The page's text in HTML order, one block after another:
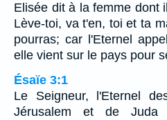
Elisée dit à la femme dont
Lève-toi, va t'en, toi et ta
pourras; car l'Eternel
elle vient sur le pays pour
Ésaïe 3:1
Le Seigneur, l'Eternel
Jérusalem et de